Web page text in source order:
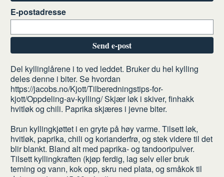
E-postadresse
Send e-post
Slik
gjør
du
Del kyllinglårene i to ved leddet. Bruker du hel kylling
deles denne i biter. Se hvordan
https://jacobs.no/Kjott/Tilberedningstips-for-
kjott/Oppdeling-av-kylling/ Skjær løk i skiver, finhakk
hvitløk og chili. Paprika skjæres i jevne biter.
Brun kyllingkjøttet i en gryte på høy varme. Tilsett løk,
hvitløk, paprika, chili og korianderfrø, og stek videre til det
blir blankt. Bland alt med paprika- og tandooripulver.
Tilsett kyllingkraften (kjøp ferdig, lag selv eller bruk
terning og vann, kok opp, skru ned plata, og småkok til